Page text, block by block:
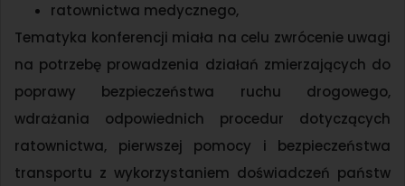
ratownictwa medycznego,
Tematyka konferencji miała na celu zwrócenie uwagi
na potrzebę prowadzenia działań zmierzających do
poprawy bezpieczeństwa ruchu drogowego,
wdrażania odpowiednich procedur dotyczących
ratownictwa, pierwszej pomocy i bezpieczeństwa
transportu z wykorzystaniem doświadczeń państw